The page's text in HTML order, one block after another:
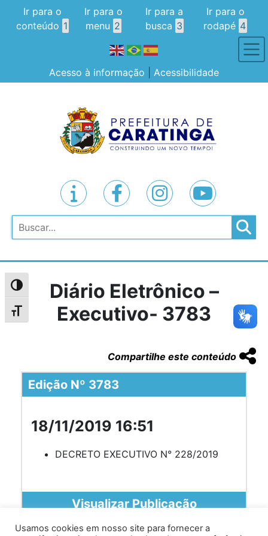
Alternar alto contraste
Alternar tamanho da fonte
Ir para o
conteúdo 1
Ir para o
menu 2
Ir para a
busca 3
Ir para o
rodapé 4
Acesso à informação Acessibilidade
Pesquisar
Diário Eletrônico –
Executivo- 3783
Compartilhe este conteúdo
Edição Nº 3783
18/11/2019 16:51
DECRETO EXECUTIVO N° 228/2019
Visualizar Publicação
Usamos cookies em nosso site para fornecer a